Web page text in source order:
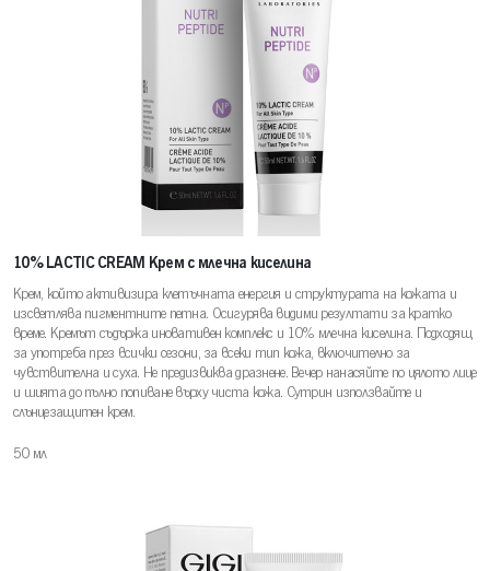
10% LACTIC CREAM Крем с млечна киселина
Крем, който активизира клетъчната енергия и структурата на кожата и
изсветлява пигментните петна. Осигурява видими резултати за кратко
време. Кремът съдържа иновативен комплекс и 10% млечна киселина. Подходящ
за употреба през всички сезони, за всeки тип кожа, включително за
чувствителна и суха. Не предизвиква дразнене. Вечер нанасяйте по цялото лице
и шията до пълно попиване върху чиста кожа. Сутрин използвайте и
слънцезащитен крем.
50 мл